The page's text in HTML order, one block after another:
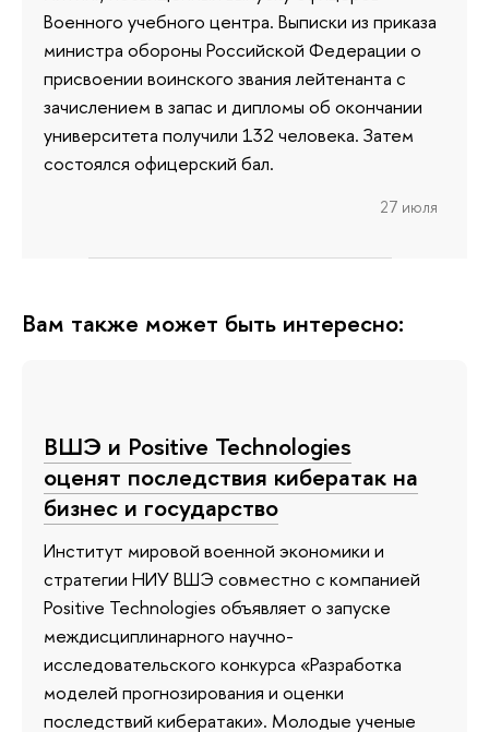
Военного учебного центра. Выписки из приказа
министра обороны Российской Федерации о
присвоении воинского звания лейтенанта с
зачислением в запас и дипломы об окончании
университета получили 132 человека. Затем
состоялся офицерский бал.
27 июля
Вам также может быть интересно:
ВШЭ и Positive Technologies
оценят последствия кибератак на
бизнес и государство
Институт мировой военной экономики и
стратегии НИУ ВШЭ совместно с компанией
Positive Technologies объявляет о запуске
междисциплинарного научно-
исследовательского конкурса «Разработка
моделей прогнозирования и оценки
последствий кибератаки». Молодые ученые